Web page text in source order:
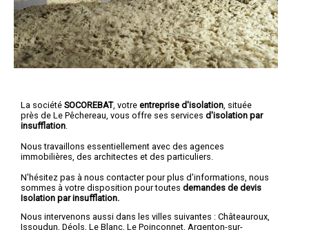
La société SOCOREBAT, votre entreprise d'isolation , située
près de Le Pêchereau, vous offre ses services d'isolation par
insufflation
Nous travaillons essentiellement avec des agences
immobilières, des architectes et des particuliers.
N'hésitez pas à nous contacter pour plus d'informations, nous
sommes à votre disposition pour toutes demandes de devis
Isolation par insufflation.
Nous intervenons aussi dans les villes suivantes : Châteauroux,
Issoudun, Déols, Le Blanc, Le Poinçonnet, Argenton-sur-